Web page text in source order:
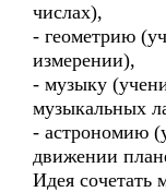
числах),
- геометрию
измерении),
- музыку
музыкальных
- астрономию
движении
Идея сочетать